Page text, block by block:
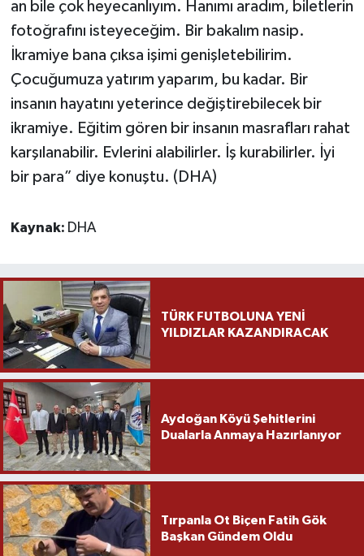
an bile çok heyecanlıyım. Hanımı aradım, biletlerin
fotoğrafını isteyeceğim. Bir bakalım nasip.
İkramiye bana çıksa işimi genişletebilirim.
Çocuğumuza yatırım yaparım, bu kadar. Bir
insanın hayatını yeterince değiştirebilecek bir
ikramiye. Eğitim gören bir insanın masrafları rahat
karşılanabilir. Evlerini alabilirler. İş kurabilirler. İyi
bir para” diye konuştu. (DHA)
Kaynak: DHA
TÜRK FUTBOLUNA YENİ
YILDIZLAR KAZANDIRACAK
Aydoğan Köyü Şehitlerini
Dualarla Anmaya Hazırlanıyor
Tırpanla Ot Biçen Fatih Gök
Başkan Gündem Oldu